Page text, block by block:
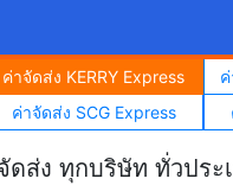
ค่าจัดส่ง KERRY Express
ค่าจัดส่ง SCG Express
ดส่ง ทุกบริษัท ทั่วประ